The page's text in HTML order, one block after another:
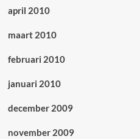
april 2010
maart 2010
februari 2010
januari 2010
december 2009
november 2009